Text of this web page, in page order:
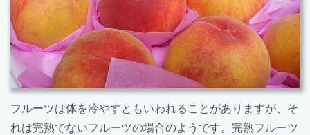
フルーツは体を冷やすともいわれることがありますが、そ
れは完熟でないフルーツの場合のようです。完熟フルーツ